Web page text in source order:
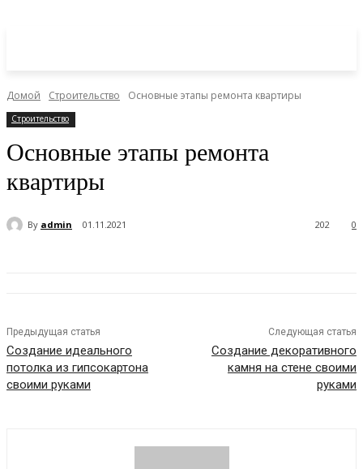
Домой Строительство Основные этапы ремонта квартиры
Строительство
Основные этапы ремонта
квартиры
By admin 01.11.2021 0
202
Предыдущая статья
Создание идеального
потолка из гипсокартона
своими руками
Следующая статья
Создание декоративного
камня на стене своими
руками